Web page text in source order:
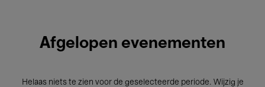
Afgelopen evenementen
Helaas niets te zien voor de geselecteerde periode. Wijzig je